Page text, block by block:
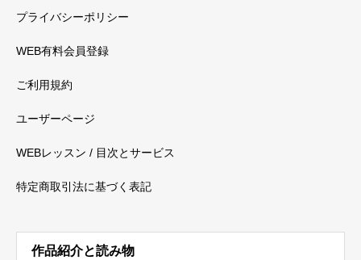
プライバシーポリシー
WEB有料会員登録
ご利用規約
ユーザーページ
WEBレッスン / 目次とサービス
特定商取引法に基づく表記
作品紹介と読み物